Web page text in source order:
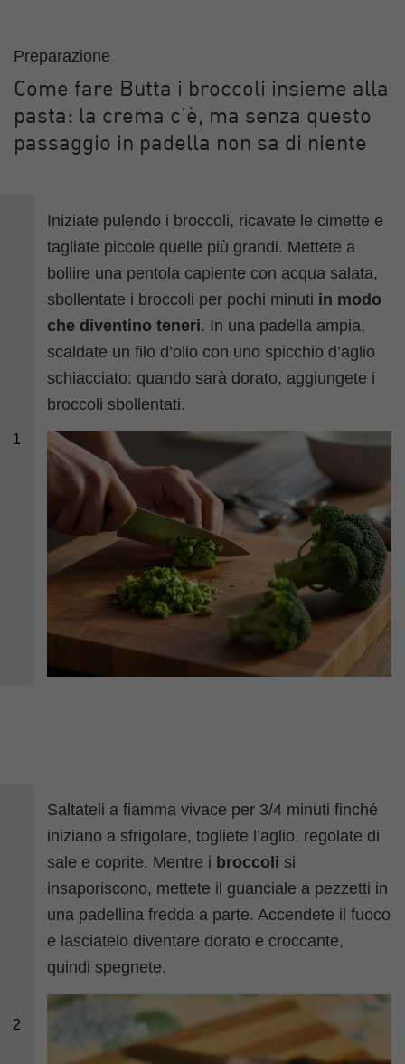
Preparazione
Come fare Butta i broccoli insieme alla
pasta: la crema c’è, ma senza questo
passaggio in padella non sa di niente
1
Iniziate pulendo i broccoli, ricavate le cimette e
tagliate piccole quelle più grandi. Mettete a
bollire una pentola capiente con acqua salata,
sbollentate i broccoli per pochi minuti in modo
che diventino teneri. In una padella ampia,
scaldate un filo d’olio con uno spicchio d’aglio
schiacciato: quando sarà dorato, aggiungete i
broccoli sbollentati.
2
Saltateli a fiamma vivace per 3/4 minuti finché
iniziano a sfrigolare, togliete l’aglio, regolate di
sale e coprite. Mentre i broccoli si
insaporiscono, mettete il guanciale a pezzetti in
una padellina fredda a parte. Accendete il fuoco
e lasciatelo diventare dorato e croccante,
quindi spegnete.